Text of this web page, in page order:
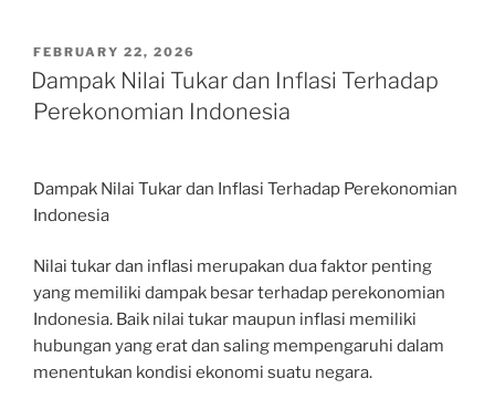
POSTED
ON
FEBRUARY 22, 2026
Dampak Nilai Tukar dan Inflasi Terhadap
Perekonomian Indonesia
Dampak Nilai Tukar dan Inflasi Terhadap Perekonomian
Indonesia
Nilai tukar dan inflasi merupakan dua faktor penting
yang memiliki dampak besar terhadap perekonomian
Indonesia. Baik nilai tukar maupun inflasi memiliki
hubungan yang erat dan saling mempengaruhi dalam
menentukan kondisi ekonomi suatu negara.